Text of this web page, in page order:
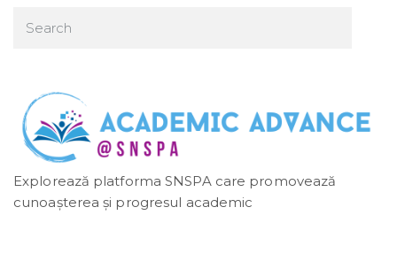
Explorează platforma SNSPA care promovează
cunoașterea și progresul academic